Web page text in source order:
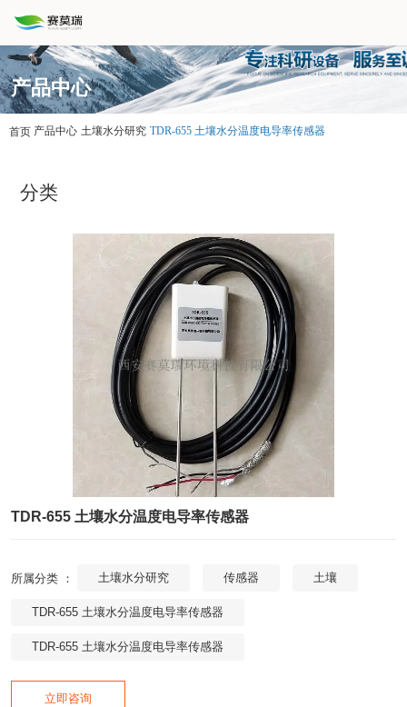
产品中心
首页 产品中心 土壤水分研究 TDR-655 土壤水分温度电导率传感器
分类
TDR-655 土壤水分温度电导率传感器
所属分类 ： 土壤水分研究 传感器 土壤
TDR-655 土壤水分温度电导率传感器
TDR-655 土壤水分温度电导率传感器
立即咨询